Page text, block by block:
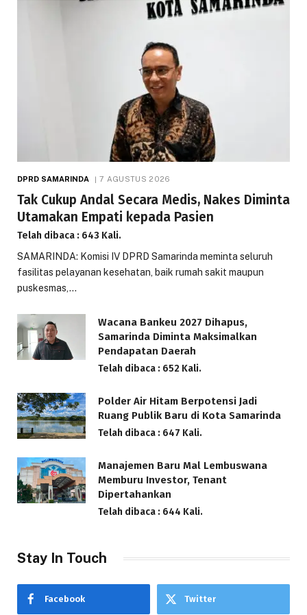
DPRD SAMARINDA 7 AGUSTUS 2026
Tak Cukup Andal Secara Medis, Nakes Diminta
Utamakan Empati kepada Pasien
Telah dibaca : 643 Kali.
SAMARINDA: Komisi IV DPRD Samarinda meminta seluruh
fasilitas pelayanan kesehatan, baik rumah sakit maupun
puskesmas,…
Wacana Bankeu 2027 Dihapus,
Samarinda Diminta Maksimalkan
Pendapatan Daerah
Telah dibaca : 652 Kali.
Polder Air Hitam Berpotensi Jadi
Ruang Publik Baru di Kota Samarinda
Telah dibaca : 647 Kali.
Manajemen Baru Mal Lembuswana
Memburu Investor, Tenant
Dipertahankan
Telah dibaca : 644 Kali.
Stay In Touch
Facebook Twitter